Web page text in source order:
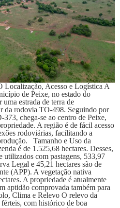
Localização, Acesso e Logística A
de Peixe, no estado do
estrada de terra de
da rodovia TO-498. Seguindo por
373, chega-se ao centro de Peixe,
A região é de fácil acesso
rodoviárias, facilitando a
Tamanho e Uso da
é de 1.525,68 hectares. Desses,
utilizados com pastagens, 533,97
Legal e 45,21 hectares são de
(APP). A vegetação nativa
A propriedade é atualmente
aptidão comprovada também para
Clima e Relevo O relevo da
com histórico de boa